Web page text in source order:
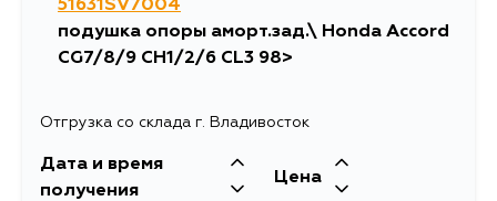
51631SV7004
подушка опоры аморт.зад.\ Honda Accord
CG7/8/9 CH1/2/6 CL3 98>
Отгрузка со склада г. Владивосток
Дата и время
получения
Цена